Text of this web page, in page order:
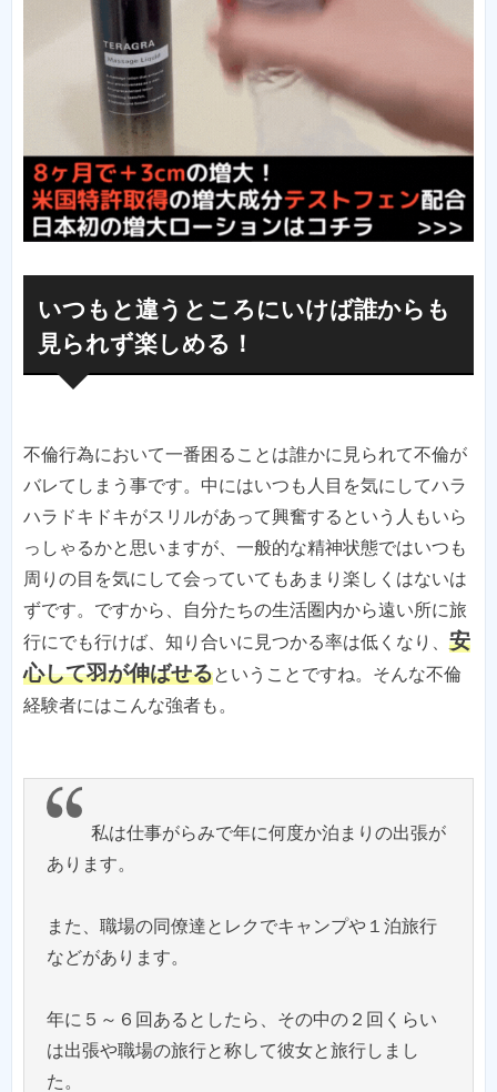
いつもと違うところにいけば誰からも
見られず楽しめる！
不倫行為において一番困ることは誰かに見られて不倫が
バレてしまう事です。中にはいつも人目を気にしてハラ
ハラドキドキがスリルがあって興奮するという人もいら
っしゃるかと思いますが、一般的な精神状態ではいつも
周りの目を気にして会っていてもあまり楽しくはないは
ずです。ですから、自分たちの生活圏内から遠い所に旅
行にでも行けば、知り合いに見つかる率は低くなり、 安
心して羽が伸ばせるということですね。そんな不倫
経験者にはこんな強者も。
私は仕事がらみで年に何度か泊まりの出張が
あります。
また、職場の同僚達とレクでキャンプや１泊旅行
などがあります。
年に５～６回あるとしたら、その中の２回くらい
は出張や職場の旅行と称して彼女と旅行しまし
た。